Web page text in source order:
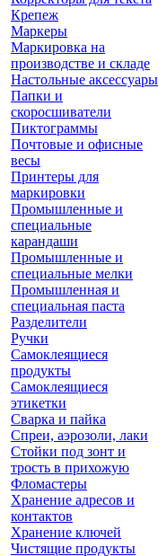
Крепеж
Маркеры
Маркировка на
производстве и складе
Настольные аксессуары
Папки и
скоросшиватели
Пиктограммы
Почтовые и офисные
весы
Принтеры для
маркировки
Промышленные и
специальные
карандаши
Промышленные и
специальные мелки
Промышленная и
специальная паста
Разделители
Ручки
Самоклеящиеся
продукты
Самоклеящиеся
этикетки
Сварка и пайка
Спреи, аэрозоли, лаки
Стойки под зонт и
трость в прихожую
Фломастеры
Хранение адресов и
контактов
Хранение ключей
Чистящие продукты